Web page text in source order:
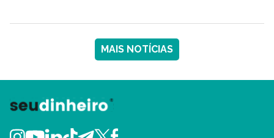
MAIS NOTÍCIAS